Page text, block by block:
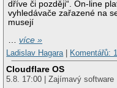
dříve či později“. On-line
vyhledávače zařazené na
musejí
…více »
Ladislav Hagara| Komentářů:
Cloudflare OS
5.8. 17:00 | Zajímavý software